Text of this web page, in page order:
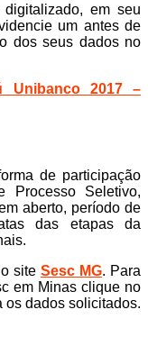
em seu
um antes de
dos seus dados no
Unibanco 2017 –
de participação
Processo Seletivo,
aberto, período de
das etapas da
site Sesc MG. Para
em Minas clique no
os dados solicitados.